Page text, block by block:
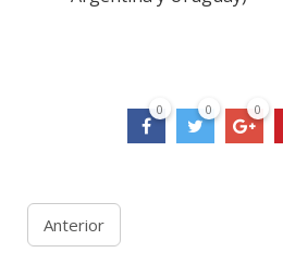
0 0 0
Anterior